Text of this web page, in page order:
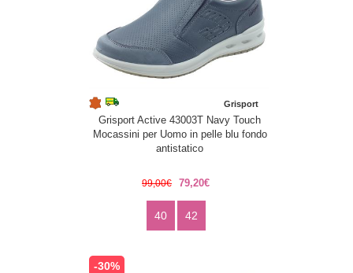
Grisport
Grisport Active 43003T Navy Touch
Mocassini per Uomo in pelle blu fondo
antistatico
99,00€ 79,20€
40 42
-30%